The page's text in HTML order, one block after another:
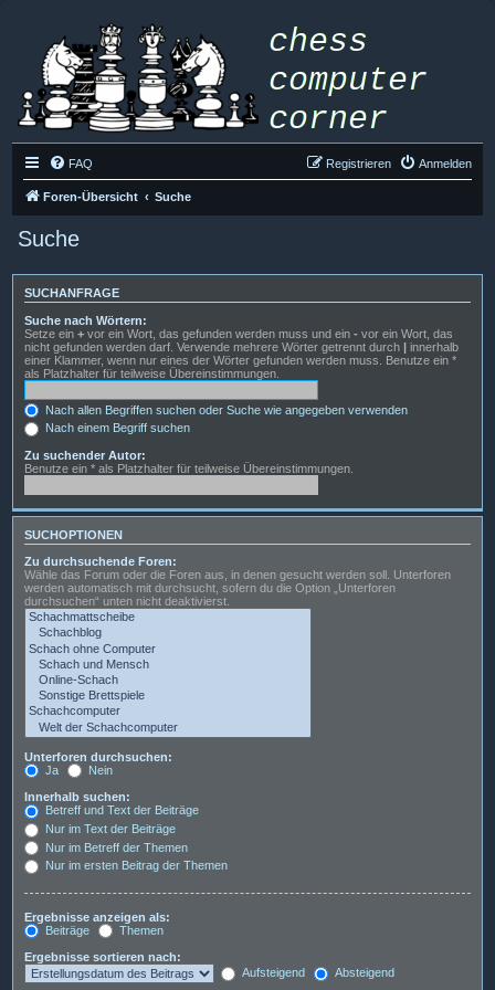
FAQ Anmelden
Registrieren
Foren-Übersicht Suche
Suche
SUCHANFRAGE
Suche nach Wörtern:
Setze ein + vor ein Wort, das gefunden werden muss und ein - vor ein Wort, das
nicht gefunden werden darf. Verwende mehrere Wörter getrennt durch | innerhalb
einer Klammer, wenn nur eines der Wörter gefunden werden muss. Benutze ein *
als Platzhalter für teilweise Übereinstimmungen.
Nach allen Begriffen suchen oder Suche wie angegeben verwenden
Nach einem Begriff suchen
Zu suchender Autor:
Benutze ein * als Platzhalter für teilweise Übereinstimmungen.
SUCHOPTIONEN
Zu durchsuchende Foren:
Wähle das Forum oder die Foren aus, in denen gesucht werden soll. Unterforen
werden automatisch mit durchsucht, sofern du die Option „Unterforen
durchsuchen“ unten nicht deaktivierst.
Unterforen durchsuchen:
Ja
Nein
Innerhalb suchen:
Betreff und Text der Beiträge
Nur im Text der Beiträge
Nur im Betreff der Themen
Nur im ersten Beitrag der Themen
Ergebnisse anzeigen als:
Beiträge
Themen
Ergebnisse sortieren nach:
Aufsteigend
Absteigend